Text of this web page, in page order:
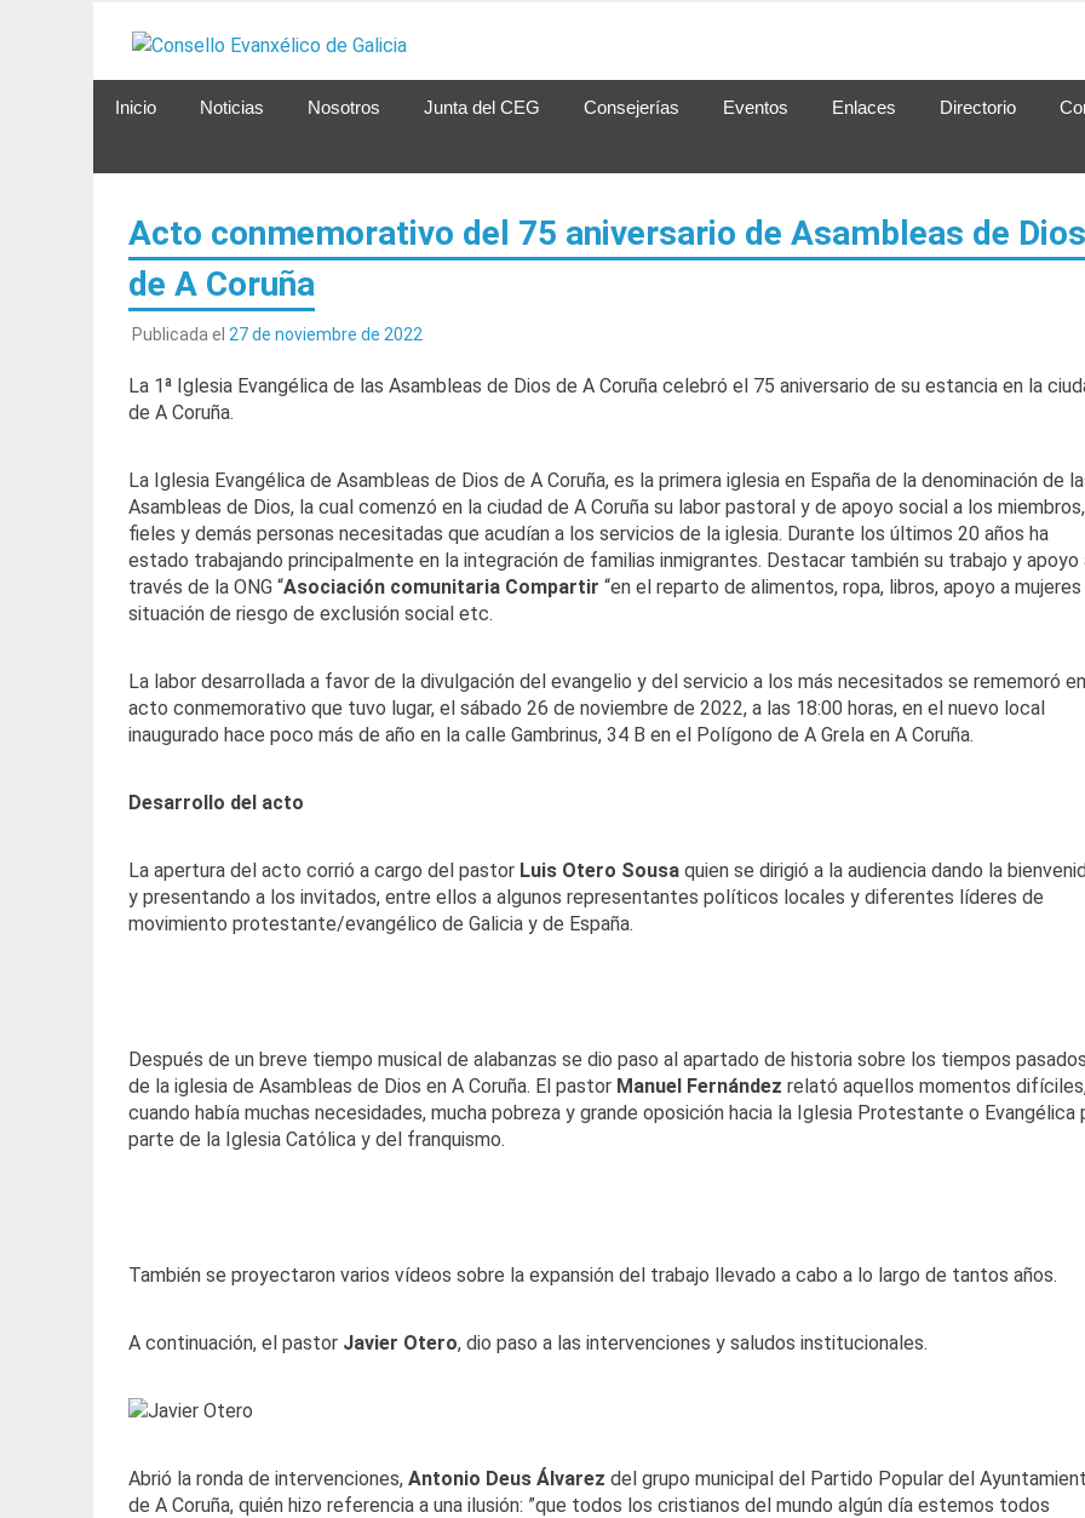
Inicio Noticias Nosotros Junta del CEG Consejerías Eventos Enlaces Directorio
Acto conmemorativo del 75 aniversario de Asambleas de Dios
de A Coruña
Publicada el 27 de noviembre de 2022
La 1ª Iglesia Evangélica de las Asambleas de Dios de A Coruña celebró el 75 aniversario de su estancia en la
de A Coruña.
La Iglesia Evangélica de Asambleas de Dios de A Coruña, es la primera iglesia en España de la denominación de
Asambleas de Dios, la cual comenzó en la ciudad de A Coruña su labor pastoral y de apoyo social a los miembros,
fieles y demás personas necesitadas que acudían a los servicios de la iglesia. Durante los últimos 20 años ha
estado trabajando principalmente en la integración de familias inmigrantes. Destacar también su trabajo y apoyo
través de la ONG “Asociación comunitaria Compartir “en el reparto de alimentos, ropa, libros, apoyo a mujeres
situación de riesgo de exclusión social etc.
La labor desarrollada a favor de la divulgación del evangelio y del servicio a los más necesitados se rememoró
acto conmemorativo que tuvo lugar, el sábado 26 de noviembre de 2022, a las 18:00 horas, en el nuevo local
inaugurado hace poco más de año en la calle Gambrinus, 34 B en el Polígono de A Grela en A Coruña.
Desarrollo del acto
La apertura del acto corrió a cargo del pastor Luis Otero Sousaquien se dirigió a la audiencia dando la
y presentando a los invitados, entre ellos a algunos representantes políticos locales y diferentes líderes de
movimiento protestante/evangélico de Galicia y de España.
Después de un breve tiempo musical de alabanzas se dio paso al apartado de historia sobre los tiempos
de la iglesia de Asambleas de Dios en A Coruña. El pastor Manuel Fernández relató aquellos momentos
cuando había muchas necesidades, mucha pobreza y grande oposición hacia la Iglesia Protestante o Evangélica
parte de la Iglesia Católica y del franquismo.
También se proyectaron varios vídeos sobre la expansión del trabajo llevado a cabo a lo largo de tantos años.
A continuación, el pastor Javier Otero, dio paso a las intervenciones y saludos institucionales.
Abrió la ronda de intervenciones, Antonio Deus Álvarez del grupo municipal del Partido Popular del
de A Coruña, quién hizo referencia a una ilusión: ”que todos los cristianos del mundo algún día estemos todos